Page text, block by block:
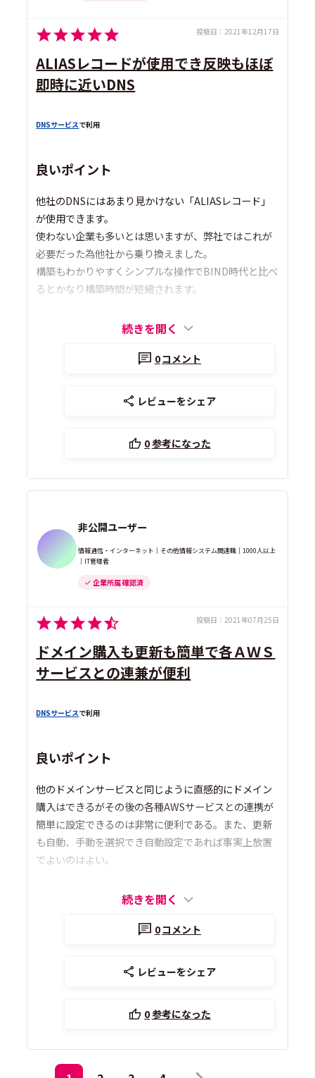
投稿日： 2021年12月17日
ALIASレコードが使用でき反映もほぼ
即時に近いDNS
DNSサービスで利用
良いポイント
他社のDNSにはあまり見かけない「ALIASレコード」
が使用できます。
使わない企業も多いとは思いますが、弊社ではこれが
必要だった為他社から乗り換えました。
構築もわかりやすくシンプルな操作でBIND時代と比べ
るとかなり構築時間が短縮されます。
続きを開く
0コメント
レビューをシェア
0参考になった
非公開ユーザー
情報通信・インターネット｜その他情報システム関連職｜1000人以上
｜IT管理者
企業所属 確認済
投稿日： 2021年07月25日
ドメイン購入も更新も簡単で各ＡＷＳ
サービスとの連兼が便利
DNSサービスで利用
良いポイント
他のドメインサービスと同じように直感的にドメイン
購入はできるがその後の各種AWSサービスとの連携が
簡単に設定できるのは非常に便利である。また、更新
も自動、手動を選択でき自動設定であれば事実上放置
でよいのはよい。
続きを開く
0コメント
レビューをシェア
0参考になった